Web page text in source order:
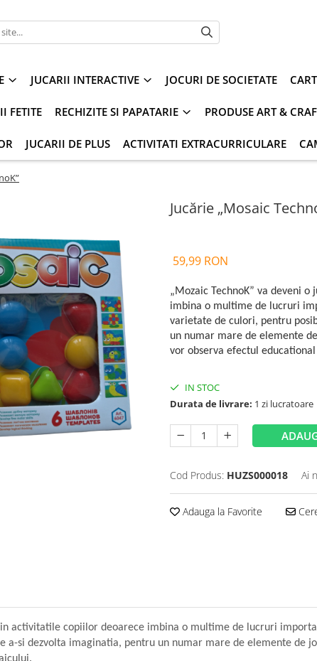
JUCARII INTERACTIVE JOCURI DE SOCIETATE
FETITE RECHIZITE SI PAPATARIE PRODUSE ART &
JUCARII DE PLUS ACTIVITATI EXTRACURRICULARE
Jucărie „Mosaic
59,99 RON
„Mozaic TechnoK” va deveni
imbina o multime de lucruri
varietate de culori, pentru
un numar mare de elemente
vor observa efectul
IN STOC
Durata de livrare: 1 zi lucratoare
Cod Produs: HUZS000018 Ai
Adauga la Favorite
in activitatile copiilor deoarece imbina o multime de lucruri
a-si dezvolta imaginatia, pentru un numar mare de elemente de